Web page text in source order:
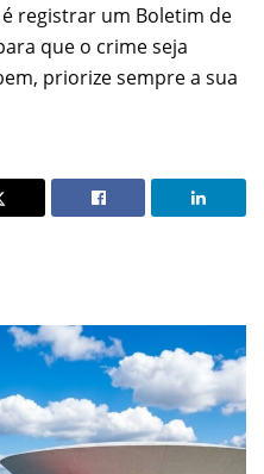
registrar um Boletim de
que o crime seja
priorize sempre a sua